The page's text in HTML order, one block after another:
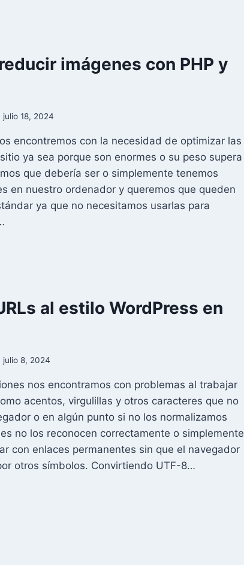
imágenes con PHP y
julio 18, 2024
encontremos con la necesidad de optimizar las
ya sea porque son enormes o su peso supera
que debería ser o simplemente tenemos
en nuestro ordenador y queremos que queden
ya que no necesitamos usarlas para
al estilo WordPress en
julio 8, 2024
nos encontramos con problemas al trabajar
acentos, virgulillas y otros caracteres que no
o en algún punto si no los normalizamos
no los reconocen correctamente o simplemente
con enlaces permanentes sin que el navegador
otros símbolos. Convirtiendo UTF-8…